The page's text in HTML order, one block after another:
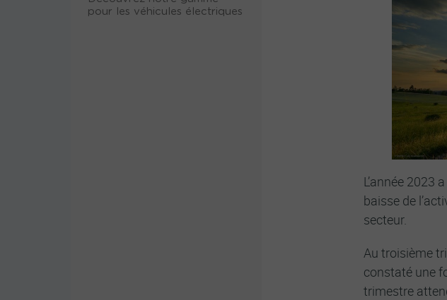
pour les véhicules électriques
L’année 2023
baisse de
secteur.
Au troisième
constaté une
trimestre